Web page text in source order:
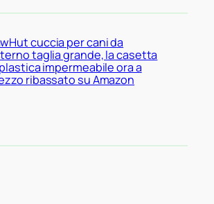
cuccia per cani da
taglia grande, la casetta
impermeabile ora a
ribassato su Amazon